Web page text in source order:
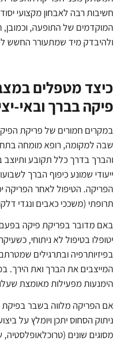
חשיבות רבה לאבחון מקצועי
המוקדמים של התופעה,
ולהיבדק מיד שמתעורר החשש
כיצד מטפלים
פיקה בברך ובאי-
במקרים חמורים של פריקת
שבה למקומה, רופא מומחה
והברך בדרך כלל תקובע
ייעודי שמונע כיפוף הברך
הפריקה. הטיפול לאחר הפריקה
תרופתי (משככי כאבים ונגדי
באם מדובר בפריקת פיקה
יטופלו בטיפול לא ניתוחי,
בפיזיותרפיה ובתרגילים
המייצבים את הברך ואת הירך.
הימנעות מפעילות מאומצת
אם הפריקה מלווה בשבר בפיקת
ניתוק הסחוס יתכן ויומלץ על